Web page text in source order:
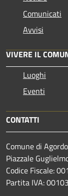
Comunicati
Avvisi
VIVERE IL
Luoghi
Eventi
CONTATTI
Comune di Agordo
Piazzale
Codice Fiscale:
Partita IVA: